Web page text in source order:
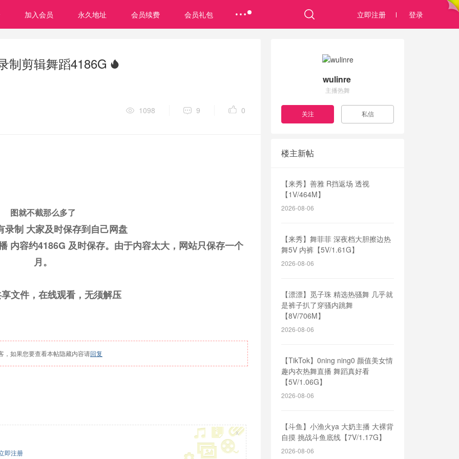
加入会员 永久地址 会员续费 会员礼包 立即注册 登录
制剪辑舞蹈4186G
1098 9 0
图就不截那么多了
录制 大家及时保存到自己网盘
内容约4186G 及时保存。由于内容太大，网站只保存一个
月。
文件，在线观看，无须解压
，如果您要查看本帖隐藏内容请回复
即注册
x
wulinre
主播热舞
楼主新帖
【来秀】善雅 R挡返场 透视
【1V/464M】
2026-08-06
【来秀】舞菲菲 深夜档大胆擦边热
舞5V 内裤【5V/1.61G】
2026-08-06
【漂漂】觅子珠 精选热骚舞 几乎就
是裤子扒了穿骚内跳舞
【8V/706M】
2026-08-06
【TikTok】0ning ning0 颜值美女情
趣内衣热舞直播 舞蹈真好看
【5V/1.06G】
2026-08-06
【斗鱼】小渔火ya 大奶主播 大裸背
自摸 挑战斗鱼底线【7V/1.17G】
2026-08-06